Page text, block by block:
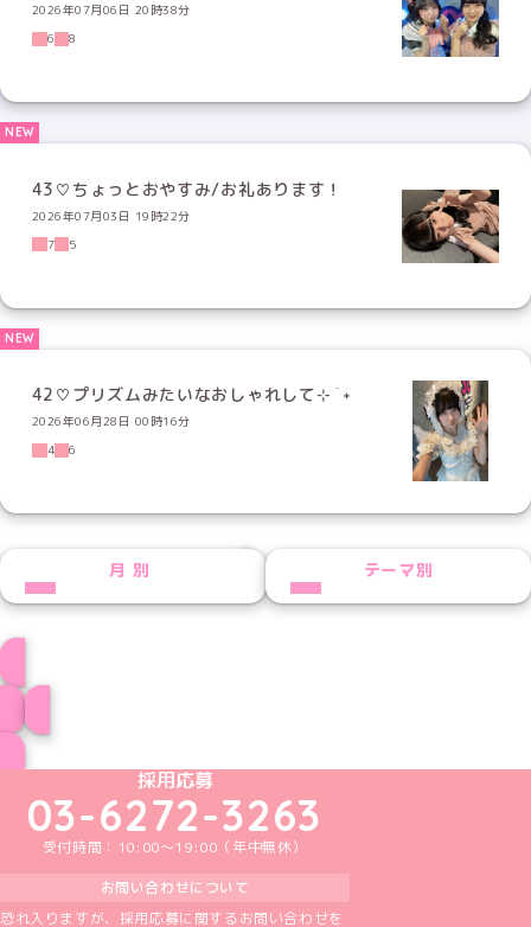
2026年07月06日 20時38分
6
8
43♡ちょっとおやすみ/お礼あります！
2026年07月03日 19時22分
7
5
42♡プリズムみたいなおしゃれして⊹ ࣪ ˖
2026年06月28日 00時16分
4
6
NEXT
月別 テーマ別
めいどりーみんTikTok公式アカウント
めいどりーみんX公式アカウント
めいどりーみんInstagram公式アカウント
めいどりーみんFacebook公式アカウン
めいどりーみんYouTube公式アカ
採用応募
03-6272-3263
受付時間：10:00～19:00（年中無休）
お問い合わせについて
恐れ入りますが、採用応募に関するお問い合わせを